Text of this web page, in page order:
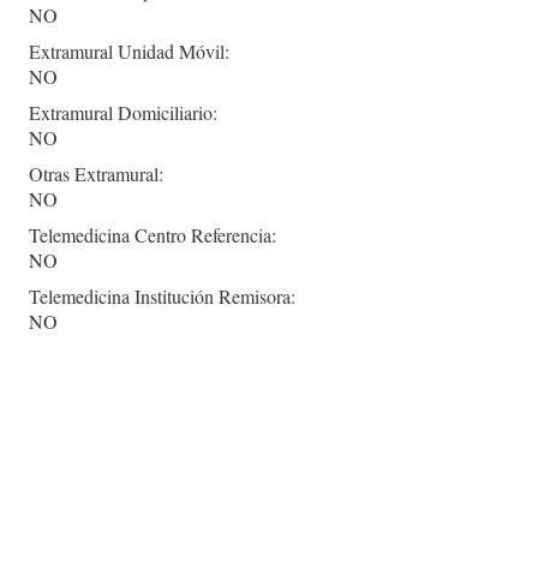
NO
Extramural Unidad Móvil:
NO
Extramural Domiciliario:
NO
Otras Extramural:
NO
Telemedicina Centro Referencia:
NO
Telemedicina Institución Remisora:
NO